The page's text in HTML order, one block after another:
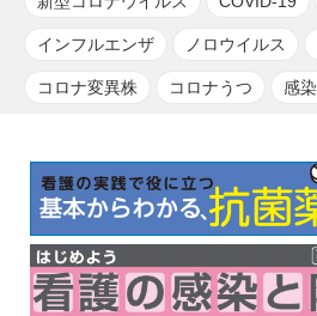
インフルエンザ ノロウイルス
コロナ変異株 コロナうつ 感